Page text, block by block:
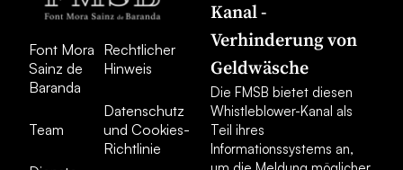
Font Mora
Sainz de
Baranda
Team
Rechtlicher
Hinweis
Datenschutz
und Cookies-
Richtlinie
Kanal -
Verhinderung von
Geldwäsche
Die FMSB bietet diesen
Whistleblower-Kanal als
Teil ihres
Informationssystems an,